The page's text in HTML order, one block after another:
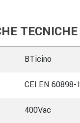
TECNICHE
BTicino
CEI EN 60898-1
400Vac